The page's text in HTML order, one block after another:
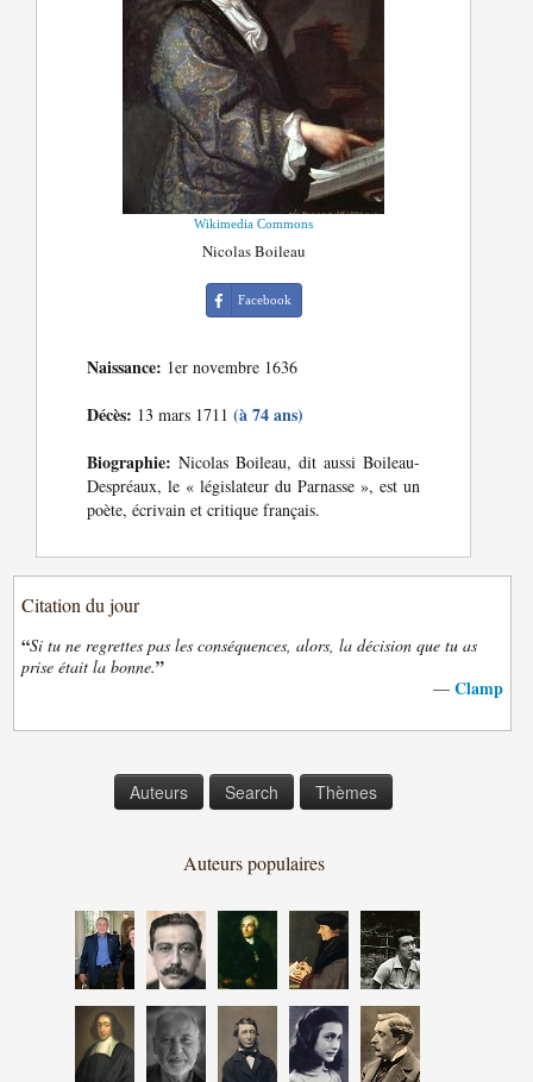
Wikimedia Commons
Nicolas Boileau
Facebook
Naissance: 1er novembre 1636
Décès: 13 mars 1711(à 74 ans)
Biographie: Nicolas Boileau, dit aussi Boileau-
Despréaux, le « législateur du Parnasse », est un
poète, écrivain et critique français.
Citation du jour
“Si tu ne regrettes pas les conséquences, alors, la décision que tu as
prise était la bonne.”
— Clamp
Auteurs Search Thèmes
Auteurs populaires